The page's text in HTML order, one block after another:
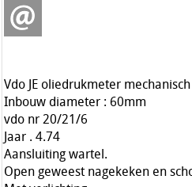
Vdo JE oliedrukmeter mechanisch
Inbouw diameter : 60mm
vdo nr 20/21/6
Jaar . 4.74
Aansluiting wartel.
Open geweest nagekeken en